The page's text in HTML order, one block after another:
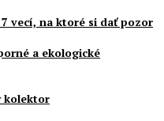
vecí, na ktoré si dať pozor
a ekologické
kolektor